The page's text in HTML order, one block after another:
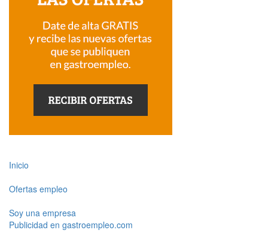
Inicio
Ofertas empleo
Soy una empresa
Publicidad en gastroempleo.com